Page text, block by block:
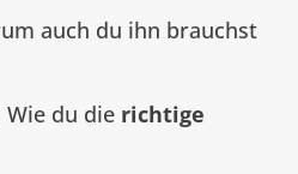
auch du ihn brauchst
du die richtige